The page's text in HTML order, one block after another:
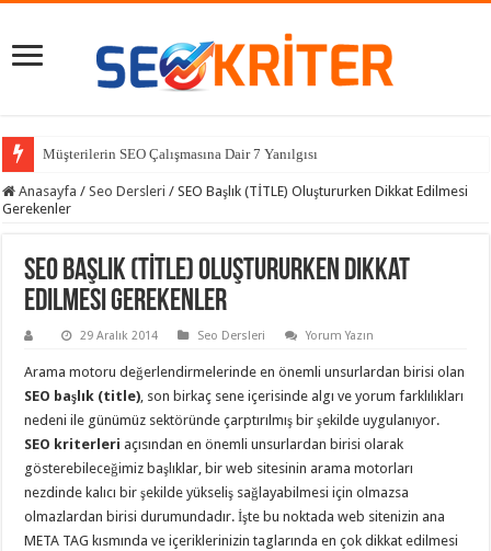
Müşterilerin SEO Çalışmasına Dair 7 Yanılgısı
Anasayfa / Seo Dersleri / SEO Başlık (TİTLE) Oluştururken Dikkat Edilmesi
Gerekenler
SEO Başlık (TİTLE) Oluştururken Dikkat
Edilmesi Gerekenler
29 Aralık 2014 Seo Dersleri Yorum Yazın
Arama motoru değerlendirmelerinde en önemli unsurlardan birisi olan
SEO başlık (title), son birkaç sene içerisinde algı ve yorum farklılıkları
nedeni ile günümüz sektöründe çarptırılmış bir şekilde uygulanıyor.
SEO kriterleri açısından en önemli unsurlardan birisi olarak
gösterebileceğimiz başlıklar, bir web sitesinin arama motorları
nezdinde kalıcı bir şekilde yükseliş sağlayabilmesi için olmazsa
olmazlardan birisi durumundadır. İşte bu noktada web sitenizin ana
META TAG kısmında ve içeriklerinizin taglarında en çok dikkat edilmesi